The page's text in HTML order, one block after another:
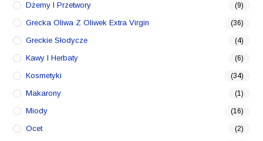
Dżemy I Przetwory (9)
Grecka Oliwa Z Oliwek Extra Virgin (36)
Greckie Słodycze (4)
Kawy I Herbaty (6)
Kosmetyki (34)
Makarony (1)
Miody (16)
Ocet (2)